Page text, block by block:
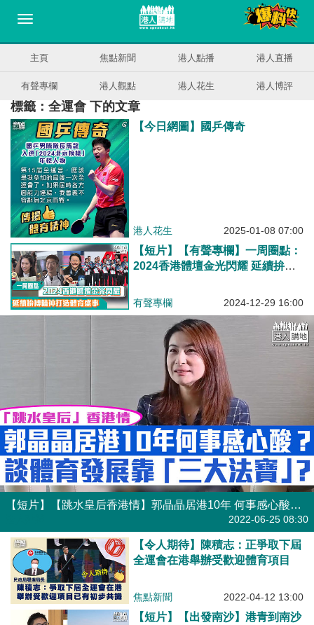
主頁 焦點新聞 港人點播 港人直播
有聲專欄 港人觀點 港人花生 港人博評
標籤：全運會 下的文章
【今日網圖】國乒傳奇
港人花生 2025-01-08 07:00
【短片】【有聲專欄】一周圈點：
2024香港體壇金光閃耀 延續拚搏
有聲專欄 2024-12-29 16:00
【短片】【跳水皇后香港情】郭晶晶居港10年 何事感心酸？談體育發展靠「三大法寶」？
2022-06-25 08:30
【令人期待】陳積志：正爭取下屆
全運會在港舉辦受歡迎體育項目
焦點新聞 2022-04-12 13:00
【短片】【出發南沙】港青到南沙